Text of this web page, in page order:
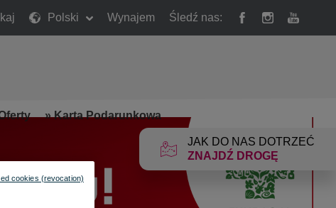
Polski Wynajem Śledź nas:
JAK DO NAS DOTRZEĆ
ZNAJDŹ DROGĘ
»Karta Podarunkowa
cookies (revocation)